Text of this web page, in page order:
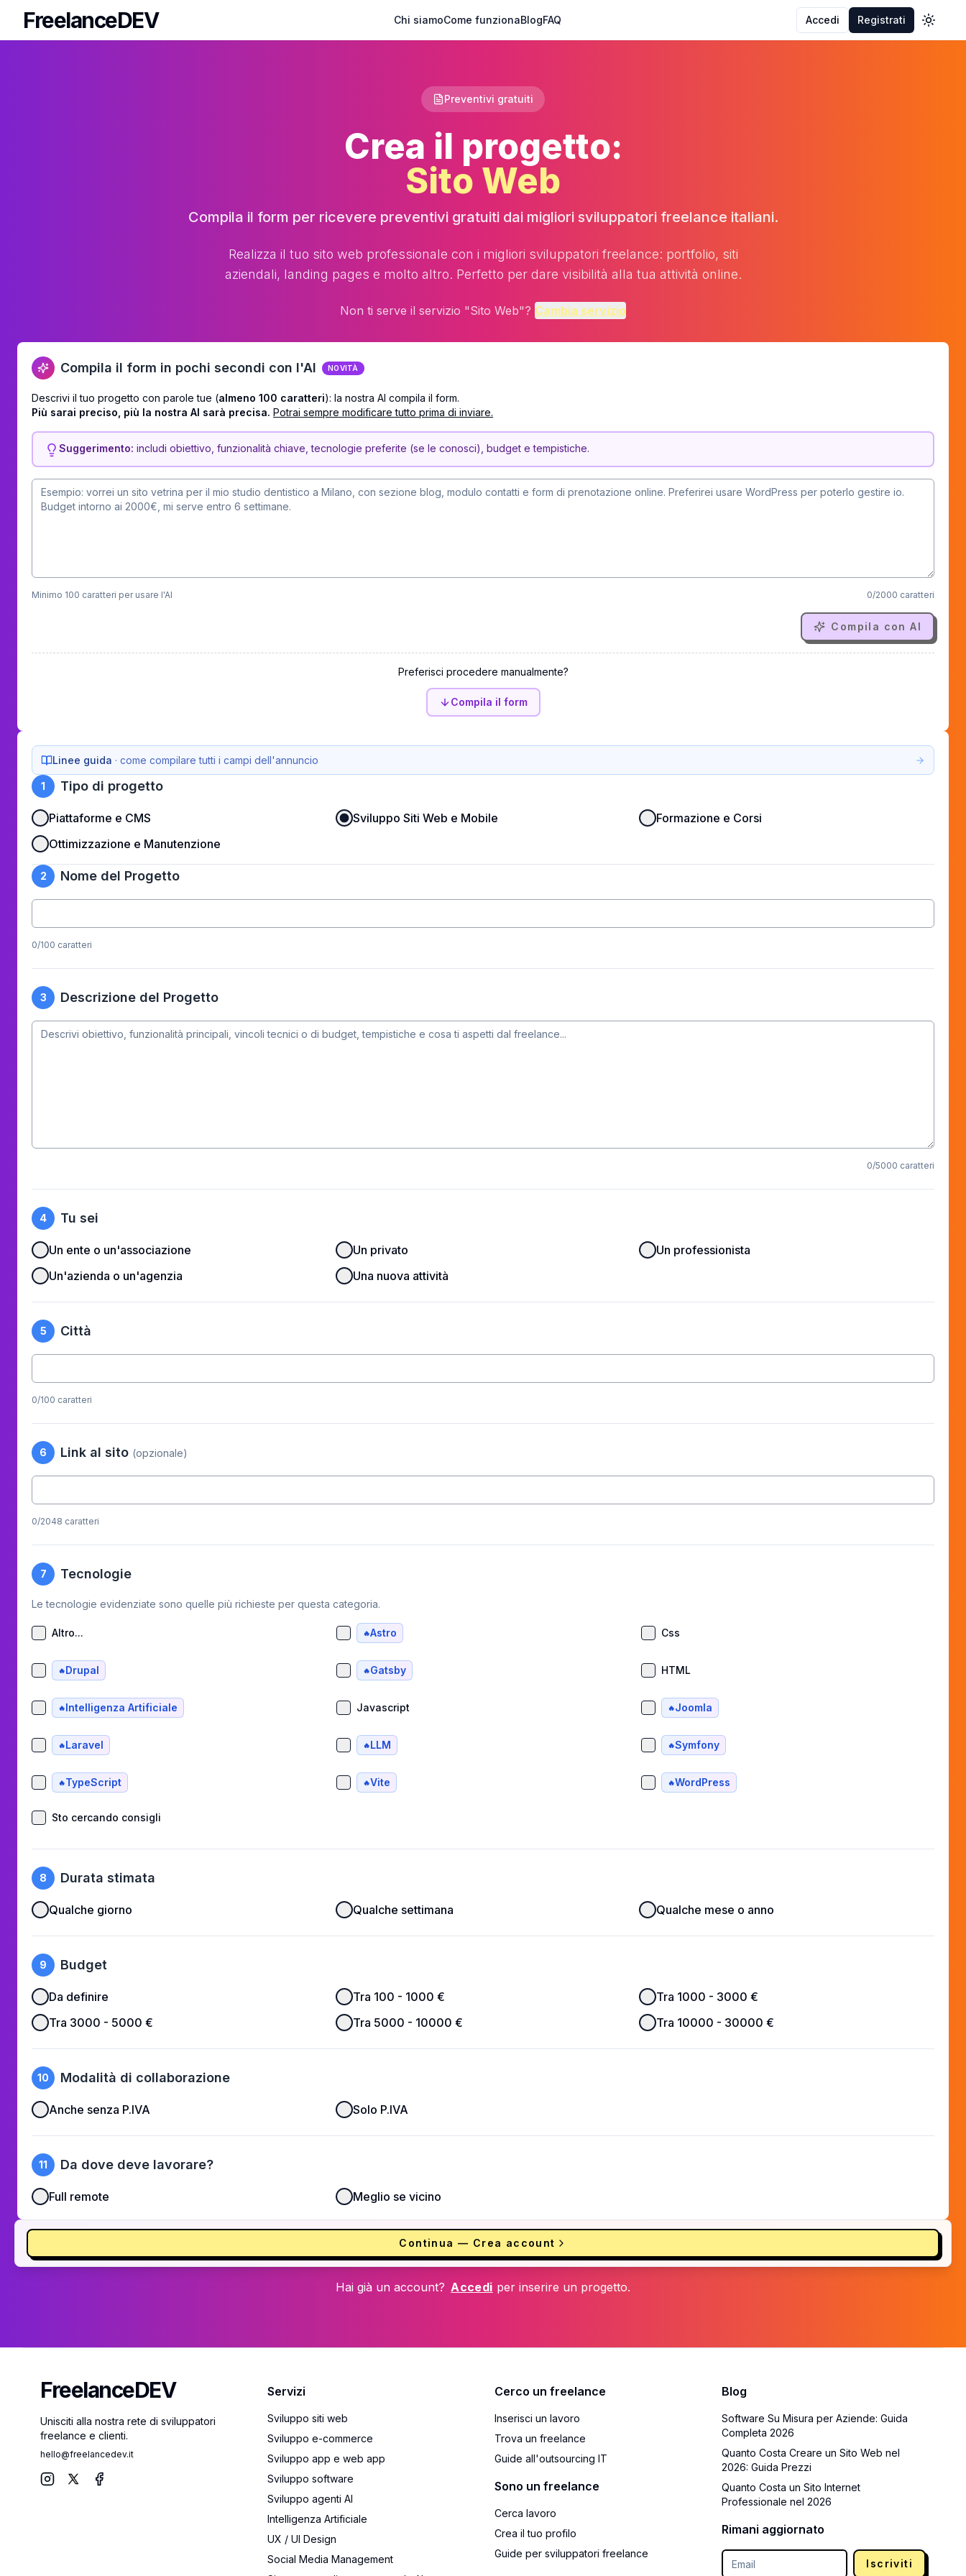
FreelanceDEV
FreelanceDEV
Chi siamoCome funzionaBlogFAQ Accedi Registrati Toggle
Preventivi gratuiti
Crea il progetto:
Sito Web
Compila il form per ricevere preventivi gratuiti dai migliori sviluppatori freelance italiani.
Realizza il tuo sito web professionale con i migliori sviluppatori freelance: portfolio, siti
aziendali, landing pages e molto altro. Perfetto per dare visibilità alla tua attività online.
Non ti serve il servizio "Sito Web"? Cambia servizio
Compila il form in pochi secondi con l'AI NOVITÀ
Descrivi il tuo progetto con parole tue (almeno 100 caratteri): la nostra AI compila il form.
Più sarai preciso, più la nostra AI sarà precisa. Potrai sempre modificare tutto prima di inviare.
Suggerimento: includi obiettivo, funzionalità chiave, tecnologie preferite (se le conosci), budget e tempistiche.
Minimo 100 caratteri per usare l'AI 0/2000 caratteri
Compila con AI
Preferisci procedere manualmente?
Compila il form
Linee guida · come compilare tutti i campi dell'annuncio
1 Tipo di progetto
Piattaforme e CMS Sviluppo Siti Web e Mobile
Formazione e Corsi
Ottimizzazione e Manutenzione
2 Nome del Progetto
0/100 caratteri
3 Descrizione del Progetto
0/5000 caratteri
4 Tu sei
Un ente o un'associazione Un privato
Un professionista
Un'azienda o un'agenzia
Una nuova attività
5 Città
0/100 caratteri
6 Link al sito (opzionale)
0/2048 caratteri
7 Tecnologie
Le tecnologie evidenziate sono quelle più richieste per questa categoria.
Altro... 🔥Astro Css
🔥Drupal 🔥Gatsby HTML
🔥Intelligenza Artificiale Javascript 🔥Joomla
🔥Laravel 🔥LLM 🔥Symfony
🔥TypeScript 🔥Vite 🔥WordPress
Sto cercando consigli
8 Durata stimata
Qualche giorno Qualche settimana Qualche mese o anno
9 Budget
Da definire Tra 100 - 1000 €
Tra 1000 - 3000 €
Tra 3000 - 5000 €
Tra 5000 - 10000 € Tra 10000 - 30000 €
10 Modalità di collaborazione
Anche senza P.IVA Solo P.IVA
11 Da dove deve lavorare?
Full remote Meglio se vicino
Continua — Crea account
Hai già un account? Accedi per inserire un progetto.
FreelanceDEV
FreelanceDEV
Unisciti alla nostra rete di sviluppatori
freelance e clienti.
hello@freelancedev.it
Servizi
Sviluppo siti web
Sviluppo e-commerce
Sviluppo app e web app
Sviluppo software
Sviluppo agenti AI
Intelligenza Artificiale
UX / UI Design
Social Media Management
Cerco un freelance
Inserisci un lavoro
Trova un freelance
Guide all'outsourcing IT
Sono un freelance
Cerca lavoro
Crea il tuo profilo
Guide per sviluppatori freelance
Blog
Software Su Misura per Aziende: Guida
Completa 2026
Quanto Costa Creare un Sito Web nel
2026: Guida Prezzi
Quanto Costa un Sito Internet
Professionale nel 2026
Rimani aggiornato
Iscriviti